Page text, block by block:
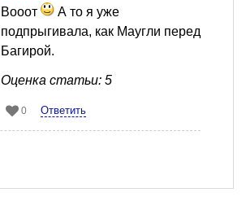
Вооот
А то я уже
подпрыгивала, как Маугли перед
Багирой.
Оценка статьи: 5
0 Ответить